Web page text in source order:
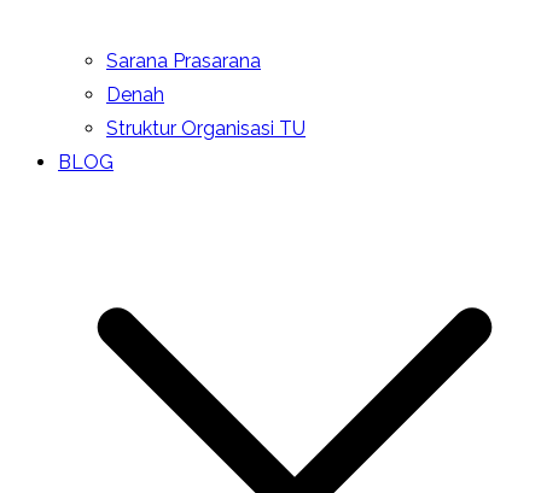
Sarana Prasarana
Denah
Struktur Organisasi TU
BLOG